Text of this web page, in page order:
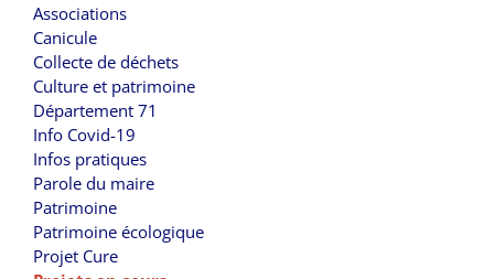
Associations
Canicule
Collecte de déchets
Culture et patrimoine
Département 71
Info Covid-19
Infos pratiques
Parole du maire
Patrimoine
Patrimoine écologique
Projet Cure